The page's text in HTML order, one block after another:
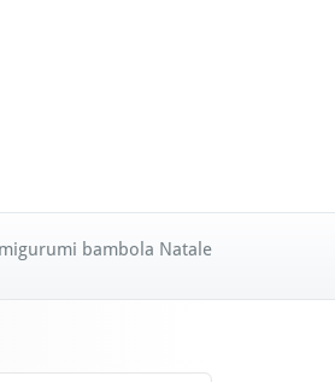
bambola Natale